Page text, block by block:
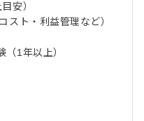
安）
スト・利益管理など）
（1年以上）